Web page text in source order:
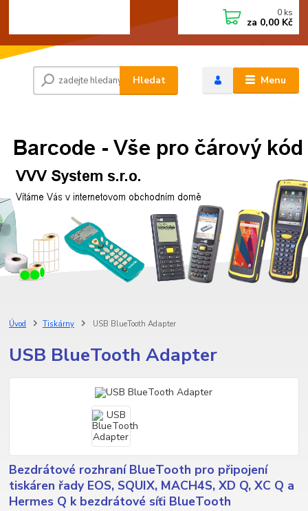
Menu
Hledat
0 ks
za 0,00 Kč
Úvod Tiskárny USB BlueTooth Adapter
USB BlueTooth Adapter
Bezdrátové rozhraní BlueTooth pro připojení
tiskáren řady EOS, SQUIX, MACH4S, XD Q, XC Q a
Hermes Q k bezdrátové síťi BlueTooth